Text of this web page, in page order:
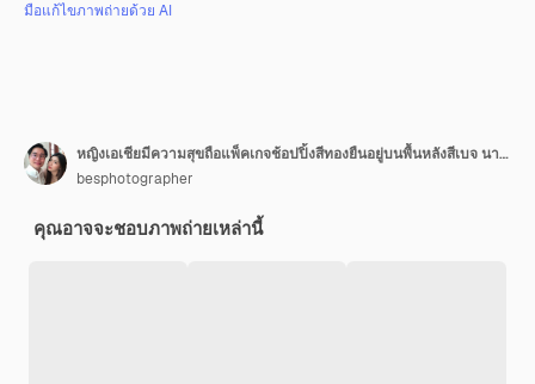
มือแก้ไขภาพถ่ายด้วย AI
หญิงเอเชียมีความสุขถือแพ็คเกจช้อปปิ้งสีทองยืนอยู่บนพื้นหลังสีเบจ นางแบบในการถ่ายภาพสตูดิโอ สาวสวยยิ้มแย้มมองกล้องพร้อมกระเป๋า
besphotographer
คุณอาจจะชอบภาพถ่ายเหล่านี้